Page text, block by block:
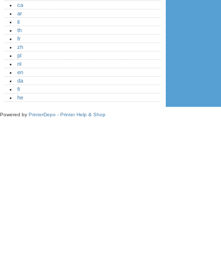
ca
ar
it
th
fr
zh
pl
nl
en
da
fi
he
Powered by PrinterDepo - Printer Help & Shop